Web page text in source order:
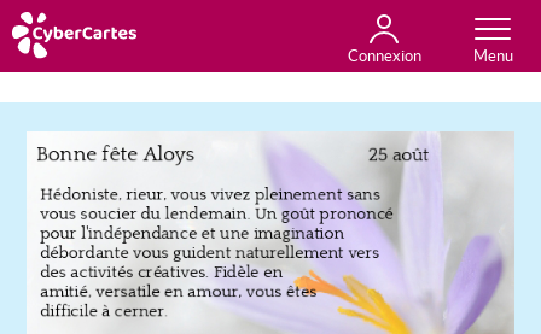
Connexion
Anniversaire
Fête du jour
Amour
Amitié
Merci
Toutes les cartes